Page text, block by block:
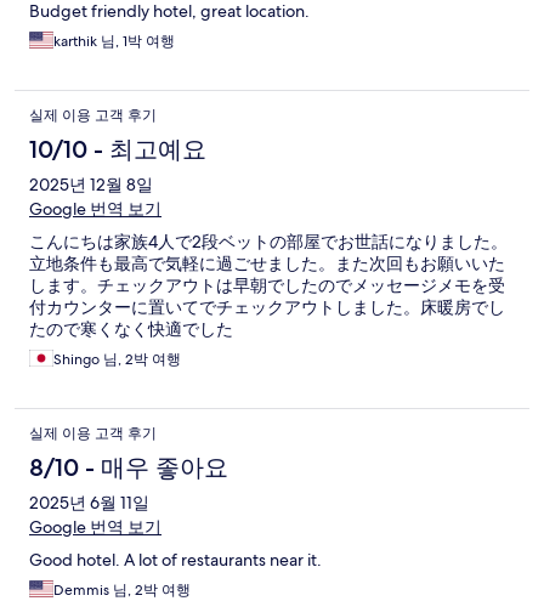
Budget friendly hotel, great location.
karthik 님, 1박 여행
실제 이용 고객 후기
10/10 - 최고예요
2025년 12월 8일
Google 번역 보기
こんにちは家族4人で2段ベットの部屋でお世話になりました。
立地条件も最高で気軽に過ごせました。また次回もお願いいた
します。チェックアウトは早朝でしたのでメッセージメモを受
付カウンターに置いてでチェックアウトしました。床暖房でし
たので寒くなく快適でした
Shingo 님, 2박 여행
실제 이용 고객 후기
8/10 - 매우 좋아요
2025년 6월 11일
Google 번역 보기
Good hotel. A lot of restaurants near it.
Demmis 님, 2박 여행